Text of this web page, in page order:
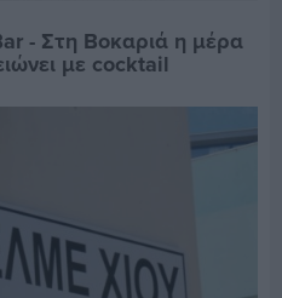
- Στη Βοκαριά η μέρα
με cocktail